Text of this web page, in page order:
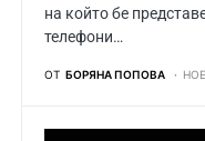
на който бе
телефони…
ОТ БОРЯНА ПОПОВА